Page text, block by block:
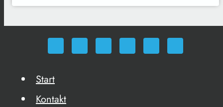
Start
Kontakt